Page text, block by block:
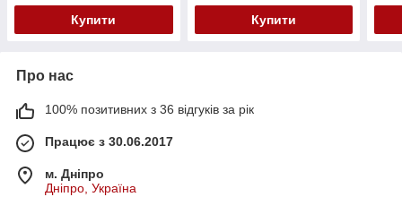
Купити Купити
Про нас
100% позитивних з 36 відгуків за рік
Працює з 30.06.2017
м. Дніпро
Дніпро, Україна